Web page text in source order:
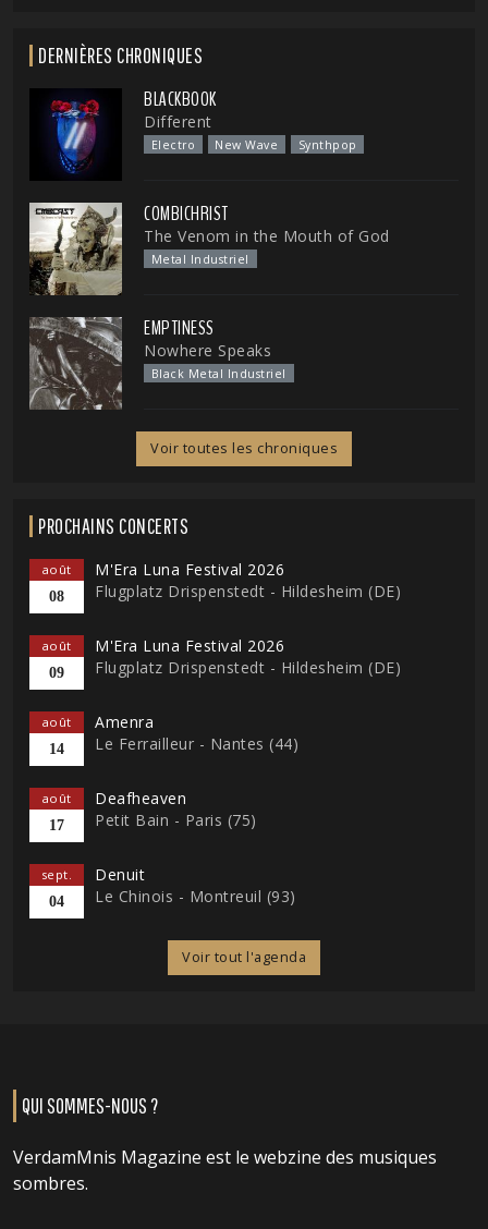
DERNIÈRES CHRONIQUES
BLACKBOOK
Different
Electro New Wave Synthpop
COMBICHRIST
The Venom in the Mouth of God
Metal Industriel
EMPTINESS
Nowhere Speaks
Black Metal Industriel
Voir toutes les chroniques
PROCHAINS CONCERTS
août
08
M'Era Luna Festival 2026
Flugplatz Drispenstedt - Hildesheim (DE)
août
09
M'Era Luna Festival 2026
Flugplatz Drispenstedt - Hildesheim (DE)
août
14
Amenra
Le Ferrailleur - Nantes (44)
août
17
Deafheaven
Petit Bain - Paris (75)
sept.
04
Denuit
Le Chinois - Montreuil (93)
Voir tout l'agenda
QUI SOMMES-NOUS ?
VerdamMnis Magazine est le webzine des musiques
sombres.